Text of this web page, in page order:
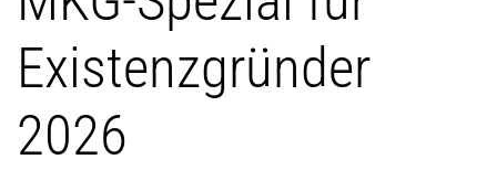
Existenzgründer
2026